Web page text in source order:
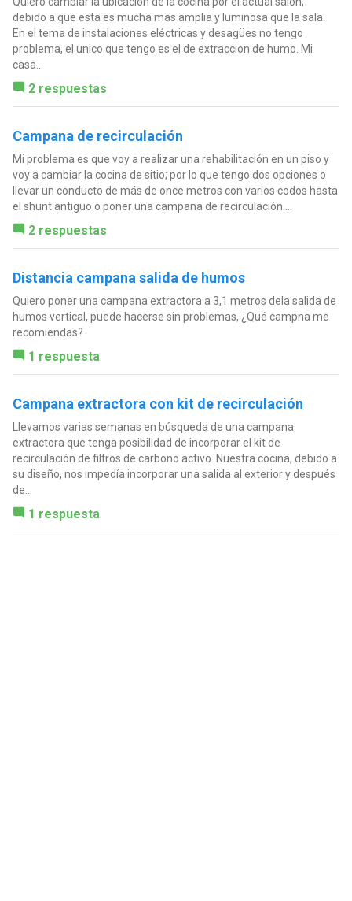
debido a que esta es mucha mas amplia y luminosa que la sala.
En el tema de instalaciones eléctricas y desagües no tengo
problema, el unico que tengo es el de extraccion de humo. Mi
casa...
2 respuestas
Campana de recirculación
Mi problema es que voy a realizar una rehabilitación en un piso y
voy a cambiar la cocina de sitio; por lo que tengo dos opciones o
llevar un conducto de más de once metros con varios codos hasta
el shunt antiguo o poner una campana de recirculación....
2 respuestas
Distancia campana salida de humos
Quiero poner una campana extractora a 3,1 metros dela salida de
humos vertical, puede hacerse sin problemas, ¿Qué campna me
recomiendas?
1 respuesta
Campana extractora con kit de recirculación
Llevamos varias semanas en búsqueda de una campana
extractora que tenga posibilidad de incorporar el kit de
recirculación de filtros de carbono activo. Nuestra cocina, debido a
su diseño, nos impedía incorporar una salida al exterior y después
de...
1 respuesta